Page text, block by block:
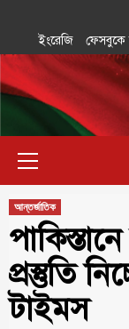
content
ইংরেজি
ফেসবুকে
IN SEARCH OF
আন্তর্জাতিক
প্রস্তুতি
টাইমস